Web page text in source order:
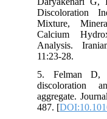
Discoloration
Mixture,
Calcium
Analysis.
11:23-28.
5. Felman
aggregate.
487. [